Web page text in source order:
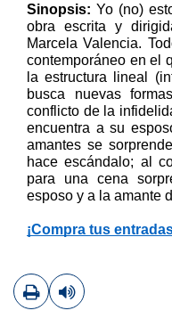
Sinopsis: Yo (no)
obra escrita y
Marcela Valencia.
contemporáneo en el
la estructura lineal
busca nuevas
conflicto de la
encuentra a su
amantes se
hace escándalo; al
para una cena
esposo y a la amante
¡Compra tus
ImprimirLeer contenido